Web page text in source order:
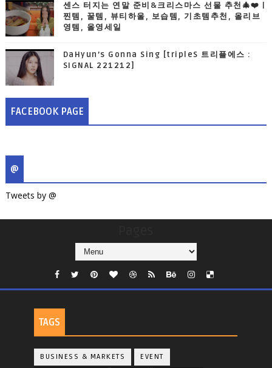
센스 터지는 연말 준비&크리스마스 선물 추천🎄❤️ |
찐템, 꿀템, 뷰티하울, 보습템, 기초템추천, 올리브
영템, 올영세일
DaHyun’s Gonna Sing [tripleS 트리플에스 :
SIGNAL 221212]
FACEBOOK PAGE
@
Tweets by @
TAGS
BUSINESS & MARKETS EVENT